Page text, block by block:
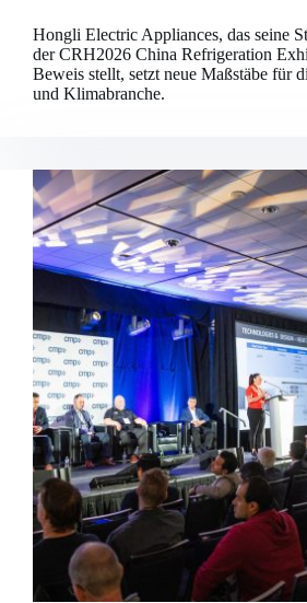
Hongli Electric Appliances, das seine
der CRH2026 China Refrigeration
Beweis stellt, setzt neue Maßstäbe für
und Klimabranche.